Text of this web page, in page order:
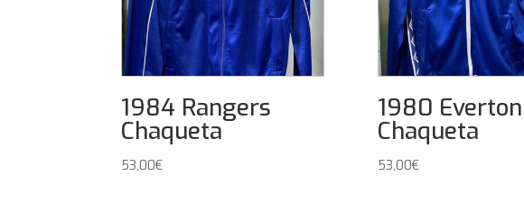
1984 Rangers
Chaqueta
53,00€
1980 Everton
Chaqueta
53,00€